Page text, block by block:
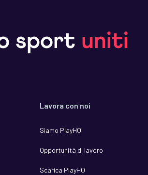
sport uniti
Lavora con noi
Siamo PlayHQ
Opportunità di lavoro
Scarica PlayHQ